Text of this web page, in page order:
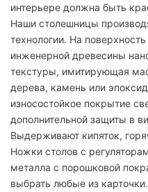
интерьере должна быть
Наши столешницы
технологии. На
инженерной древесины
текстуры, имитирующая
дерева, камень или
износостойкое покрытие
дополнительной защиты в
Выдерживают кипяток,
Ножки столов с
металла с порошковой
выбрать любые из